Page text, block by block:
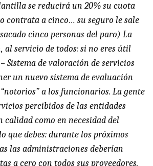
se reducirá un 20% su cuota
contrata a cinco… su seguro le sale
cinco personas del paro) La
servicio de todos: si no eres útil
Sistema de valoración de servicios
un nuevo sistema de evaluación
a los funcionarios. La gente
percibidos de las entidades
calidad como en necesidad del
que debes: durante los próximos
las administraciones deberían
a cero con todos sus proveedores.